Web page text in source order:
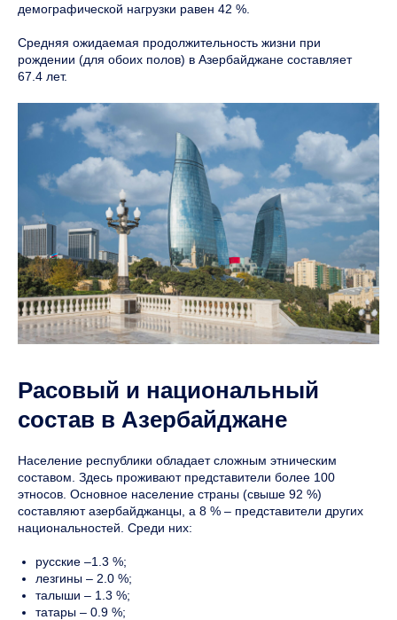
демографической нагрузки равен 42 %.
Средняя ожидаемая продолжительность жизни при
рождении (для обоих полов) в Азербайджане составляет
67.4 лет.
Расовый и национальный
состав в Азербайджане
Население республики обладает сложным этническим
составом. Здесь проживают представители более 100
этносов. Основное население страны (свыше 92 %)
составляют азербайджанцы, а 8 % – представители других
национальностей. Среди них:
русские –1.3 %;
лезгины – 2.0 %;
талыши – 1.3 %;
татары – 0.9 %;